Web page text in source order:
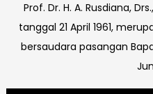
Prof. Dr. H. A. Rusdiana,
tanggal 21 April 1961,
bersaudara pasangan